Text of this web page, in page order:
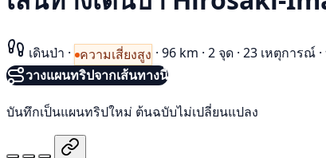
เดินป่า · ความเสี่ยงสูง · 96 km · 2 จุด · 23 เหตุการณ์ ·
วางแผนทริปจากเส้นทางนี้
บันทึกเป็นแผนทริปใหม่ ต้นฉบับไม่เปลี่ยนแปลง